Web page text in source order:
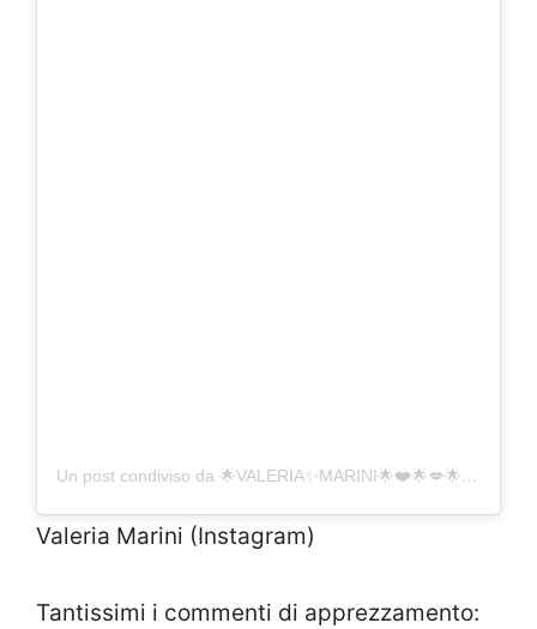
Un post condiviso da 🌟VALERIA✨MARINI🌟❤️🌟💋🌟🇮🇹 (@valeriamarini)
Valeria Marini (Instagram)
Tantissimi i commenti di apprezzamento: